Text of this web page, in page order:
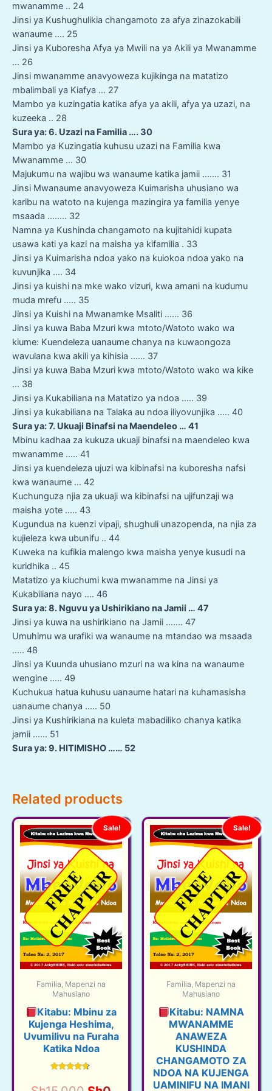
mwanamme .. 24
Jinsi ya Kushughulikia changamoto za afya zinazokabili
wanaume …. 25
Jinsi ya Kuboresha Afya ya Mwili na ya Akili ya Mwanamme
… 26
Jinsi mwanamme anavyoweza kujikinga na matatizo
mbalimbali ya Kiafya … 27
Mambo ya kuzingatia katika afya ya akili, afya ya uzazi, na
kuzeeka .. 28
Sura ya: 6. Uzazi na Familia …. 30
Mambo ya Kuzingatia kuhusu uzazi na Familia kwa
Mwanamme … 30
Majukumu na wajibu wa wanaume katika jamii ……. 31
Jinsi Mwanaume anavyoweza Kuimarisha uhusiano wa
karibu na watoto na kujenga mazingira ya familia yenye
msaada …….. 32
Namna ya Kushinda changamoto na kujitahidi kupata
usawa kati ya kazi na maisha ya kifamilia . 33
Jinsi ya Kuimarisha ndoa yako na kuiokoa ndoa yako na
kuvunjika …. 34
Jinsi ya kuishi na mke wako vizuri, kwa amani na kudumu
muda mrefu ….. 35
Jinsi ya Kuishi na Mwanamke Msaliti …… 36
Jinsi ya kuwa Baba Mzuri kwa mtoto/Watoto wako wa
kiume: Kuendeleza uanaume chanya na kuwaongoza
wavulana kwa akili ya kihisia …… 37
Jinsi ya kuwa Baba Mzuri kwa mtoto/Watoto wako wa kike
… 38
Jinsi ya Kukabiliana na Matatizo ya ndoa ….. 39
Jinsi ya kukabiliana na Talaka au ndoa iliyovunjika ….. 40
Sura ya: 7. Ukuaji Binafsi na Maendeleo … 41
Mbinu kadhaa za kukuza ukuaji binafsi na maendeleo kwa
mwanamme ….. 41
Jinsi ya kuendeleza ujuzi wa kibinafsi na kuboresha nafsi
kwa wanaume … 42
Kuchunguza njia za ukuaji wa kibinafsi na ujifunzaji wa
maisha yote ….. 43
Kugundua na kuenzi vipaji, shughuli unazopenda, na njia za
kujieleza kwa ubunifu .. 44
Kuweka na kufikia malengo kwa maisha yenye kusudi na
kuridhika .. 45
Matatizo ya kiuchumi kwa mwanamme na Jinsi ya
Kukabiliana nayo …. 46
Sura ya: 8. Nguvu ya Ushirikiano na Jamii … 47
Jinsi ya kuwa na ushirikiano na Jamii ……. 47
Umuhimu wa urafiki wa wanaume na mtandao wa msaada
….. 48
Jinsi ya Kuunda uhusiano mzuri na wa kina na wanaume
wengine ….. 49
Kuchukua hatua kuhusu uanaume hatari na kuhamasisha
uanaume chanya ….. 50
Jinsi ya Kushirikiana na kuleta mabadiliko chanya katika
jamii …… 51
Sura ya: 9. HITIMISHO …… 52
Related products
Sale!
Familia, Mapenzi na
Mahusiano
Kitabu: Mbinu za
Kujenga Heshima,
Uvumilivu na Furaha
Katika Ndoa
4.50
Sale!
Familia, Mapenzi na
Mahusiano
Kitabu: NAMNA
MWANAMME
ANAWEZA
KUSHINDA
CHANGAMOTO ZA
NDOA NA KUJENGA
UAMINIFU NA IMANI